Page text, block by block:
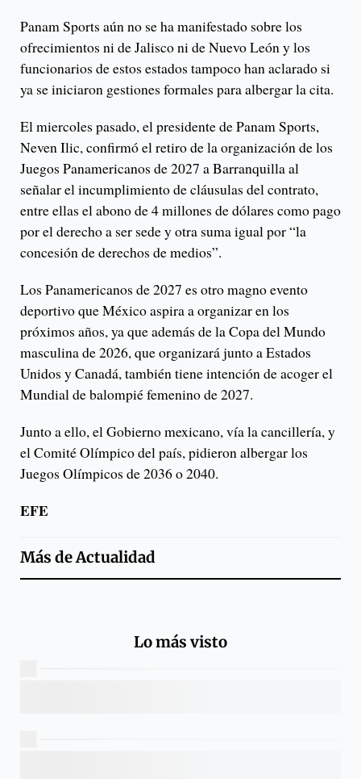
Panam Sports aún no se ha manifestado sobre los
ofrecimientos ni de Jalisco ni de Nuevo León y los
funcionarios de estos estados tampoco han aclarado si
ya se iniciaron gestiones formales para albergar la cita.
El miercoles pasado, el presidente de Panam Sports,
Neven Ilic, confirmó el retiro de la organización de los
Juegos Panamericanos de 2027 a Barranquilla al
señalar el incumplimiento de cláusulas del contrato,
entre ellas el abono de 4 millones de dólares como pago
por el derecho a ser sede y otra suma igual por “la
concesión de derechos de medios”.
Los Panamericanos de 2027 es otro magno evento
deportivo que México aspira a organizar en los
próximos años, ya que además de la Copa del Mundo
masculina de 2026, que organizará junto a Estados
Unidos y Canadá, también tiene intención de acoger el
Mundial de balompié femenino de 2027.
Junto a ello, el Gobierno mexicano, vía la cancillería, y
el Comité Olímpico del país, pidieron albergar los
Juegos Olímpicos de 2036 o 2040.
EFE
Más deActualidad
Lo más visto